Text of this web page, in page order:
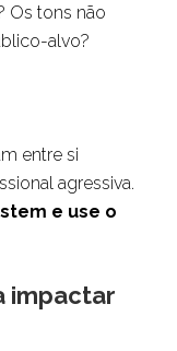
Os tons não
alvo?
entre si
agressiva.
e use o
impactar